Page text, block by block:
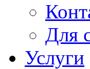
Для
Услуги